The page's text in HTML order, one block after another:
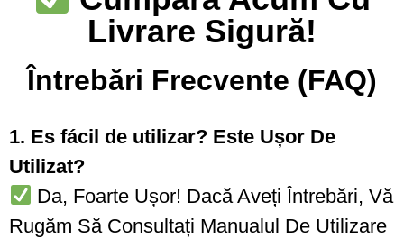
Livrare Sigură!
Întrebări Frecvente (FAQ)
1. Es fácil de utilizar? Este Ușor De
Utilizat?
Da, Foarte Ușor! Dacă Aveți Întrebări, Vă
Rugăm Să Consultați Manualul De Utilizare